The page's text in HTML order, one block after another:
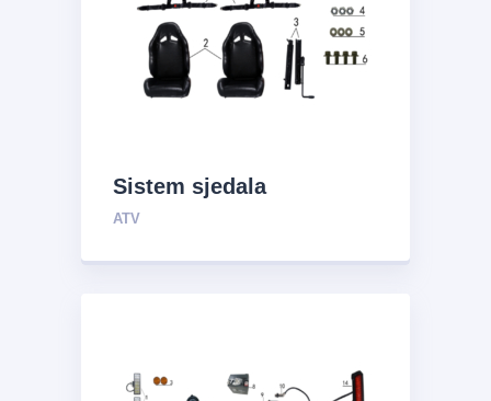
Sistem sjedala
ATV